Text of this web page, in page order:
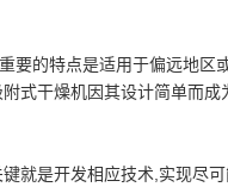
要的特点是适用于偏远地区
式干燥机因其设计简单而成
就是开发相应技术,实现尽